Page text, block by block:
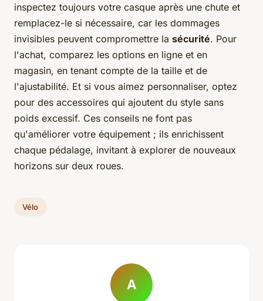
inspectez toujours votre casque après une chute et
remplacez-le si nécessaire, car les dommages
invisibles peuvent compromettre la sécurité. Pour
l'achat, comparez les options en ligne et en
magasin, en tenant compte de la taille et de
l'ajustabilité. Et si vous aimez personnaliser, optez
pour des accessoires qui ajoutent du style sans
poids excessif. Ces conseils ne font pas
qu'améliorer votre équipement ; ils enrichissent
chaque pédalage, invitant à explorer de nouveaux
horizons sur deux roues.
Vélo
A